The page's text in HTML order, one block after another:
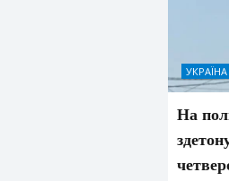
УКРАЇНА
На